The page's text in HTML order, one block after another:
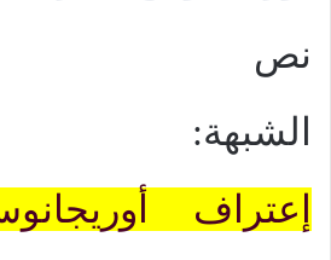
نص
الشبهة:
إعتراف